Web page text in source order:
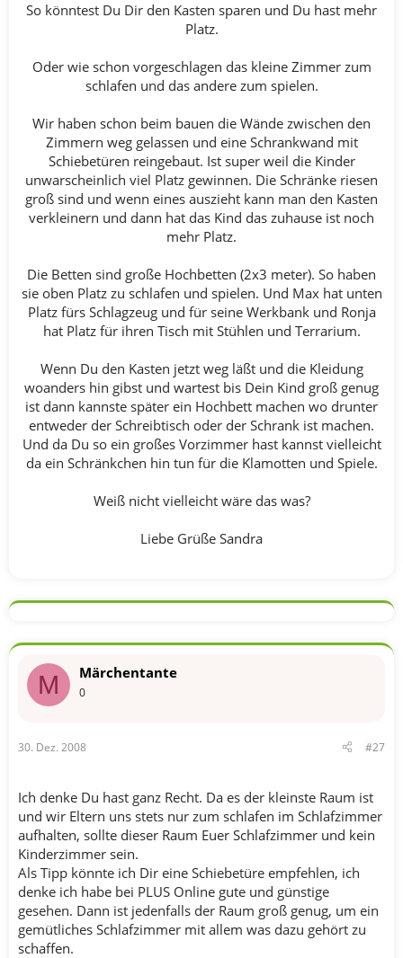
So könntest Du Dir den Kasten sparen und Du hast mehr
Platz.
Oder wie schon vorgeschlagen das kleine Zimmer zum
schlafen und das andere zum spielen.
Wir haben schon beim bauen die Wände zwischen den
Zimmern weg gelassen und eine Schrankwand mit
Schiebetüren reingebaut. Ist super weil die Kinder
unwarscheinlich viel Platz gewinnen. Die Schränke riesen
groß sind und wenn eines auszieht kann man den Kasten
verkleinern und dann hat das Kind das zuhause ist noch
mehr Platz.
Die Betten sind große Hochbetten (2x3 meter). So haben
sie oben Platz zu schlafen und spielen. Und Max hat unten
Platz fürs Schlagzeug und für seine Werkbank und Ronja
hat Platz für ihren Tisch mit Stühlen und Terrarium.
Wenn Du den Kasten jetzt weg läßt und die Kleidung
woanders hin gibst und wartest bis Dein Kind groß genug
ist dann kannste später ein Hochbett machen wo drunter
entweder der Schreibtisch oder der Schrank ist machen.
Und da Du so ein großes Vorzimmer hast kannst vielleicht
da ein Schränkchen hin tun für die Klamotten und Spiele.
Weiß nicht vielleicht wäre das was?
Liebe Grüße Sandra​
M Märchentante
0
30. Dez. 2008 #27
Ich denke Du hast ganz Recht. Da es der kleinste Raum ist
und wir Eltern uns stets nur zum schlafen im Schlafzimmer
aufhalten, sollte dieser Raum Euer Schlafzimmer und kein
Kinderzimmer sein.
Als Tipp könnte ich Dir eine Schiebetüre empfehlen, ich
denke ich habe bei PLUS Online gute und günstige
gesehen. Dann ist jedenfalls der Raum groß genug, um ein
gemütliches Schlafzimmer mit allem was dazu gehört zu
schaffen.